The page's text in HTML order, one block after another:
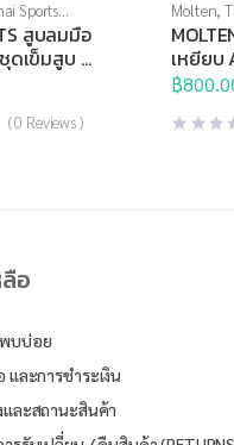
Sports
,อุปกรณ์สนาม
สูบลมมือ
ดเข็มสูบ 3
(0 Reviews )
Molten,
สูบลม,อุ
เหยียบ
฿
อ
บบ่อย
และการชำระเงิน
และสถานะสินค้า